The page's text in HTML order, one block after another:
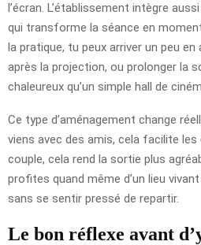
l’écran. L’établissement intègre
qui transforme la séance en
la pratique, tu peux arriver un peu
après la projection, ou prolonger la
chaleureux qu’un simple hall de
Ce type d’aménagement change
viens avec des amis, cela facilite les
couple, cela rend la sortie plus
profites quand même d’un lieu
sans se sentir pressé de repartir.
Le bon réflexe avant